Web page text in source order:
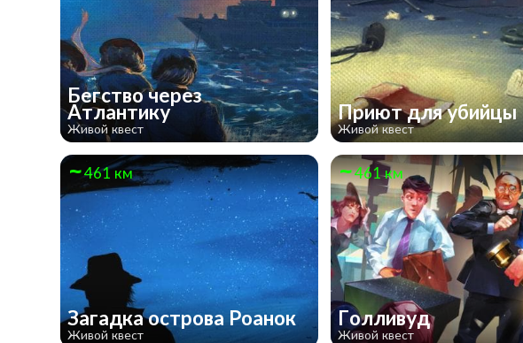
Бегство через
Атлантику
Живой квест
Приют для убийцы
Живой квест
461 км
Загадка острова Роанок
Живой квест
461 км
Голливуд
Живой квест